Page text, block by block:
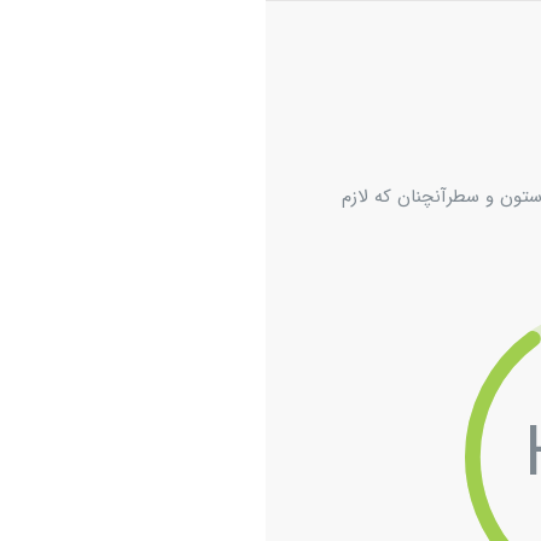
و سطرآنچنان که لازم